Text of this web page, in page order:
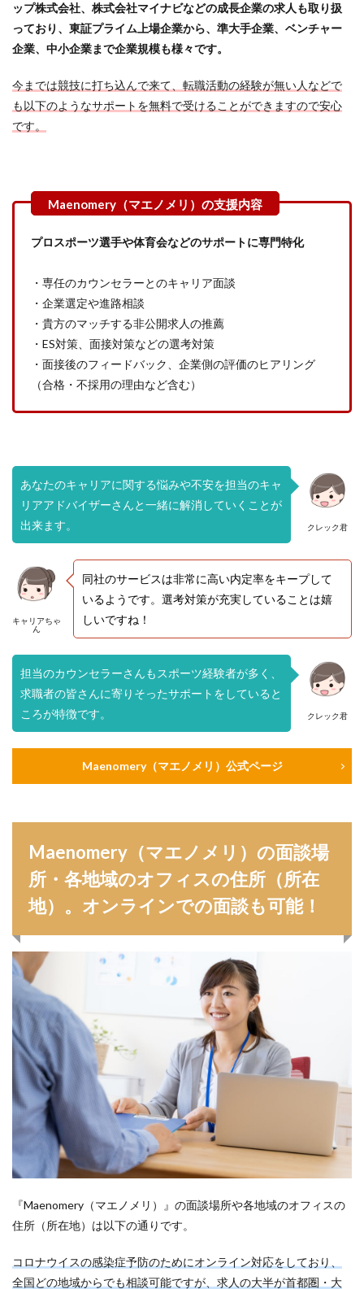
ップ株式会社、株式会社マイナビなどの成長企業の求人も取り扱
っており、東証プライム上場企業から、準大手企業、ベンチャー
企業、中小企業まで企業規模も様々です。
今までは競技に打ち込んで来て、転職活動の経験が無い人などで
も以下のようなサポートを無料で受けることができますので安心
です。
プロスポーツ選手や体育会などのサポートに専門特化
・専任のカウンセラーとのキャリア面談
・企業選定や進路相談
・貴方のマッチする非公開求人の推薦
・ES対策、面接対策などの選考対策
・面接後のフィードバック、企業側の評価のヒアリング
（合格・不採用の理由など含む）
クレック君
あなたのキャリアに関する悩みや不安を担当のキャ
リアアドバイザーさんと一緒に解消していくことが
出来ます。
キャリアちゃ
ん
同社のサービスは非常に高い内定率をキープして
いるようです。選考対策が充実していることは嬉
しいですね！
クレック君
担当のカウンセラーさんもスポーツ経験者が多く、
求職者の皆さんに寄りそったサポートをしていると
ころが特徴です。
Maenomery（マエノメリ）公式ページ
Maenomery（マエノメリ）の面談場
所・各地域のオフィスの住所（所在
地）。オンラインでの面談も可能！
『Maenomery（マエノメリ）』の面談場所や各地域のオフィスの
住所（所在地）は以下の通りです。
コロナウイスの感染症予防のためにオンライン対応をしており、
全国どの地域からでも相談可能ですが、求人の大半が首都圏・大